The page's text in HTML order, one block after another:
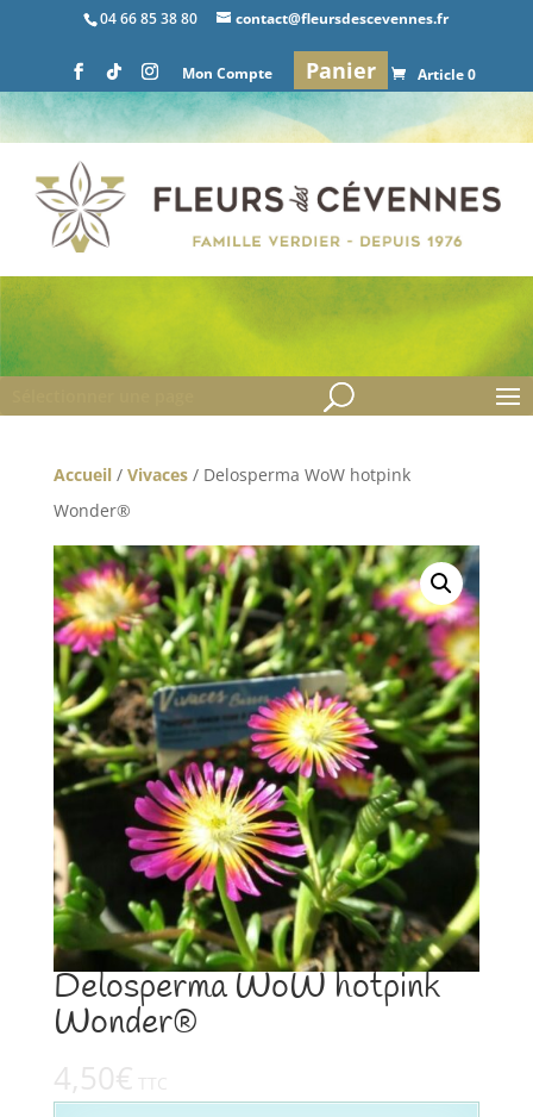
04 66 85 38 80 contact@fleursdescevennes.fr
Mon Compte Panier Article 0
Accueil/ Vivaces/ Delosperma WoW hotpink
Wonder®
Delosperma WoW hotpink
Wonder®
4,50€ TTC